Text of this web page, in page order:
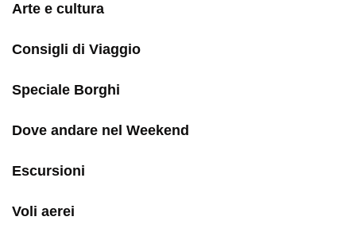
Arte e cultura
Consigli di Viaggio
Speciale Borghi
Dove andare nel Weekend
Escursioni
Voli aerei